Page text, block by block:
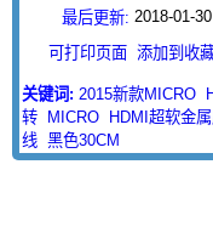
最后更新: 2018-01-30
可打印页面
添加到收
关键词: 2015新款MICRO
转
MICRO
HDMI超软金
线 黑色30CM